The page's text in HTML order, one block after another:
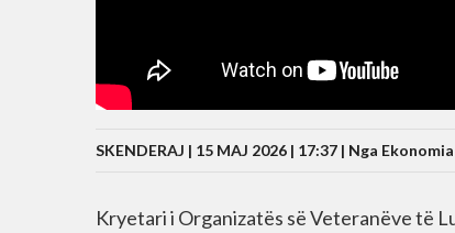
SKENDERAJ | 15 MAJ 2026 | 17:37 | Nga
Kryetari i Organizatës së Veteranëve të